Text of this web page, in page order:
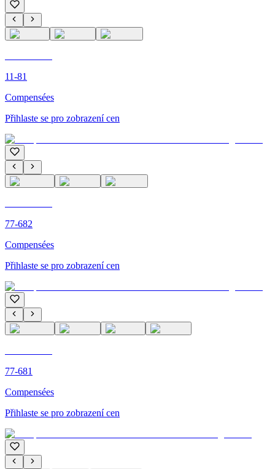
11-81
Compensées
Přihlaste se pro zobrazení cen
77-682
Compensées
Přihlaste se pro zobrazení cen
77-681
Compensées
Přihlaste se pro zobrazení cen